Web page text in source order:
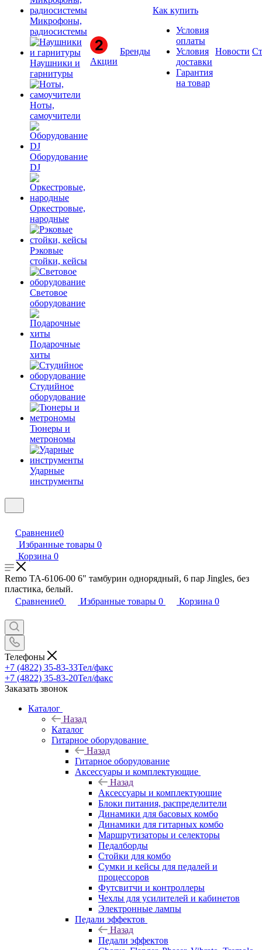
Микрофоны,
радиосистемы
Наушники и
гарнитуры
Ноты,
самоучители
Оборудование
DJ
Оркестровые,
народные
Рэковые
стойки, кейсы
Световое
оборудование
Подарочные
хиты
Студийное
оборудование
Тюнеры и
метрономы
Ударные
инструменты
Акции
Бренды
Как купить
Условия
оплаты
Условия
доставки
Гарантия
на товар
Новости
Сравнение0
Избранные товары 0
Корзина 0
Remo TA-6106-00 6" тамбурин однорядный, 6 пар Jingles, без
пластика, белый.
Сравнение0 Избранные товары 0 Корзина 0
Телефоны
+7 (4822) 35-83-33Тел/факс
+7 (4822) 35-83-20Тел/факс
Заказать звонок
Каталог
Назад
Каталог
Гитарное оборудование
Назад
Гитарное оборудование
Аксессуары и комплектующие
Назад
Аксессуары и комплектующие
Блоки питания, распределители
Динамики для басовых комбо
Динамики для гитарных комбо
Маршрутизаторы и селекторы
Педалборды
Стойки для комбо
Сумки и кейсы для педалей и
процессоров
Футсвитчи и контроллеры
Чехлы для усилителей и кабинетов
Электронные лампы
Педали эффектов
Назад
Педали эффектов